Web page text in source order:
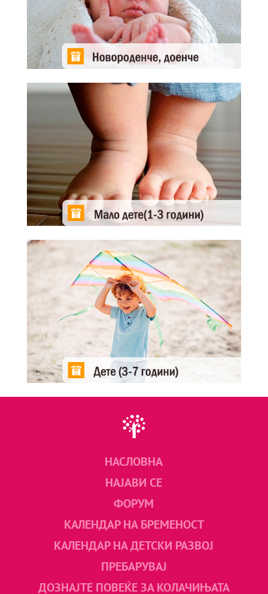
НАСЛОВНА
НАЈАВИ СЕ
ФОРУМ
КАЛЕНДАР НА БРЕМЕНОСТ
КАЛЕНДАР НА ДЕТСКИ РАЗВОЈ
ПРЕБАРУВАЈ
ДОЗНАЈТЕ ПОВЕЌЕ ЗА КОЛАЧИЊАТА